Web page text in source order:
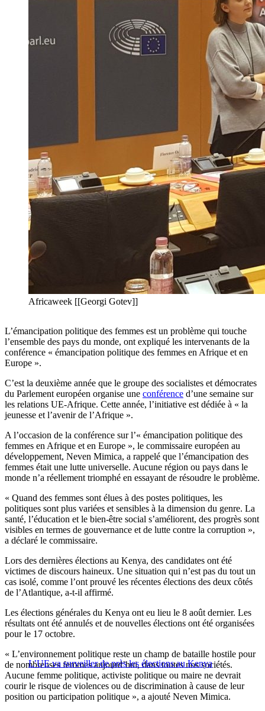
Africaweek [[Georgi Gotev]]
L’émancipation politique des femmes est un problème qui touche
l’ensemble des pays du monde, ont expliqué les intervenants de la
conférence « émancipation politique des femmes en Afrique et en
Europe ».
C’est la deuxième année que le groupe des socialistes et démocrates
du Parlement européen organise une conférence d’une semaine sur
les relations UE-Afrique. Cette année, l’initiative est dédiée à « la
jeunesse et l’avenir de l’Afrique ».
A l’occasion de la conférence sur l’« émancipation politique des
femmes en Afrique et en Europe », le commissaire européen au
développement, Neven Mimica, a rappelé que l’émancipation des
femmes était une lutte universelle. Aucune région ou pays dans le
monde n’a réellement triomphé en essayant de résoudre le problème.
« Quand des femmes sont élues à des postes politiques, les
politiques sont plus variées et sensibles à la dimension du genre. La
santé, l’éducation et le bien-être social s’améliorent, des progrès sont
visibles en termes de gouvernance et de lutte contre la corruption »,
a déclaré le commissaire.
Lors des dernières élections au Kenya, des candidates ont été
victimes de discours haineux. Une situation qui n’est pas du tout un
cas isolé, comme l’ont prouvé les récentes élections des deux côtés
de l’Atlantique, a-t-il affirmé.
Les élections générales du Kenya ont eu lieu le 8 août dernier. Les
résultats ont été annulés et de nouvelles élections ont été organisées
pour le 17 octobre.
L’UE va surveiller de près les élections au Kenya
« L’environnement politique reste un champ de bataille hostile pour
de nombreuses femmes aujourd’hui, dans toutes nos sociétés.
Aucune femme politique, activiste politique ou maire ne devrait
courir le risque de violences ou de discrimination à cause de leur
position ou participation politique », a ajouté Neven Mimica.